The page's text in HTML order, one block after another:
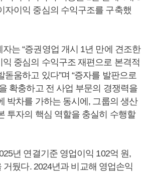
자이익 중심의 수익구조를 구축했
는 “증권영업 개시 1년 만에 견조한
중심의 수익구조 재편으로 본격적
돋움하고 있다”며 “증자를 발판으로
확충하고 전 사업 부문의 경쟁력을
박차를 가하는 동시에, 그룹의 생산
투자의 핵심 역할을 충실히 수행할
년 연결기준 영업이익 102억 원,
거뒀다. 2024년과 비교해 영업손익